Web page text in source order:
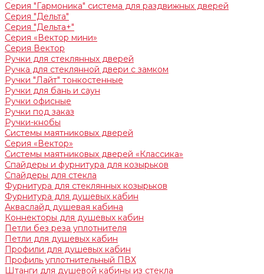
Серия "Гармоника" система для раздвижных дверей
Серия "Дельта"
Серия "Дельта+"
Серия «Вектор мини»
Серия Вектор
Ручки для стеклянных дверей
Ручка для стеклянной двери с замком
Ручки "Лайт" тонкостенные
Ручки для бань и саун
Ручки офисные
Ручки под заказ
Ручки-кнобы
Системы маятниковых дверей
Серия «Вектор»
Системы маятниковых дверей «Классика»
Спайдеры и фурнитура для козырьков
Спайдеры для стекла
Фурнитура для стеклянных козырьков
Фурнитура для душевых кабин
Акваслайд душевая кабина
Коннекторы для душевых кабин
Петли без реза уплотнителя
Петли для душевых кабин
Профили для душевых кабин
Профиль уплотнительный ПВХ
Штанги для душевой кабины из стекла